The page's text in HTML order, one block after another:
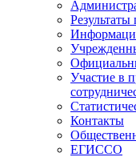
Результаты
Участие в
Контакты
ЕГИССО